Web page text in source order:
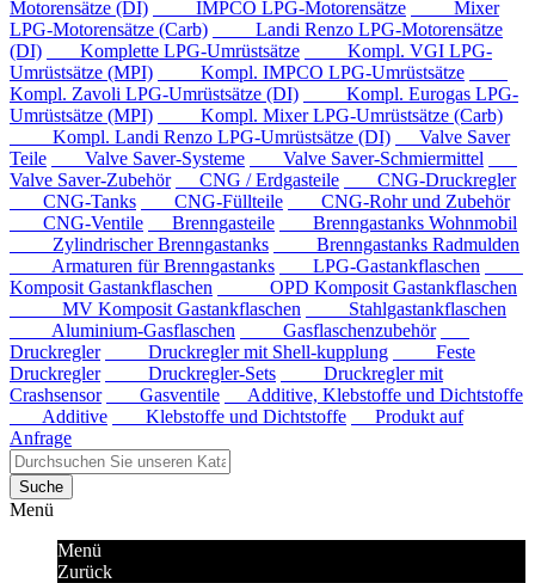
Motorensätze (DI)
IMPCO LPG-Motorensätze
Mixer
LPG-Motorensätze (Carb)
Landi Renzo LPG-Motorensätze
(DI)
Komplette LPG-Umrüstsätze
Kompl. VGI LPG-
Umrüstsätze (MPI)
Kompl. IMPCO LPG-Umrüstsätze
Kompl. Zavoli LPG-Umrüstsätze (DI)
Kompl. Eurogas LPG-
Umrüstsätze (MPI)
Kompl. Mixer LPG-Umrüstsätze (Carb)
Kompl. Landi Renzo LPG-Umrüstsätze (DI)
Valve Saver
Teile
Valve Saver-Systeme
Valve Saver-Schmiermittel
Valve Saver-Zubehör
CNG / Erdgasteile
CNG-Druckregler
CNG-Tanks
CNG-Füllteile
CNG-Rohr und Zubehör
CNG-Ventile
Brenngasteile
Brenngastanks Wohnmobil
Zylindrischer Brenngastanks
Brenngastanks Radmulden
Armaturen für Brenngastanks
LPG-Gastankflaschen
Komposit Gastankflaschen
OPD Komposit Gastankflaschen
MV Komposit Gastankflaschen
Stahlgastankflaschen
Aluminium-Gasflaschen
Gasflaschenzubehör
Druckregler
Druckregler mit Shell-kupplung
Feste
Druckregler
Druckregler-Sets
Druckregler mit
Crashsensor
Gasventile
Additive, Klebstoffe und Dichtstoffe
Additive
Klebstoffe und Dichtstoffe
Produkt auf
Anfrage
Suche
Menü
Menü
Zurück